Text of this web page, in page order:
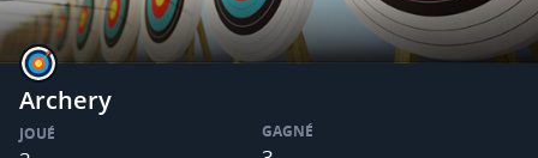
Archery
JOUÉ GAGNÉ